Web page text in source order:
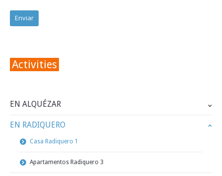
Activities
EN ALQUÉZAR
EN RADIQUERO
Casa Radiquero 1
Apartamentos Radiquero 3